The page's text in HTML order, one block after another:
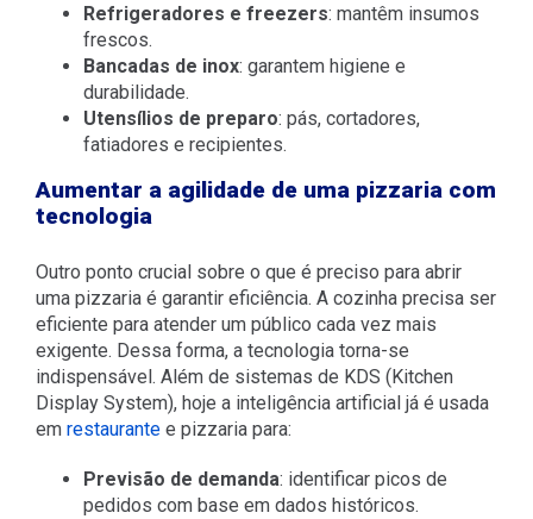
Refrigeradores e freezers: mantêm insumos
frescos.
Bancadas de inox: garantem higiene e
durabilidade.
Utensílios de preparo: pás, cortadores,
fatiadores e recipientes.
Aumentar a agilidade de uma pizzaria com
tecnologia
Outro ponto crucial sobre o que é preciso para abrir
uma pizzariaé garantir eficiência. A cozinha precisa ser
eficiente para atender um público cada vez mais
exigente. Dessa forma, a tecnologia torna-se
indispensável. Além de sistemas de KDS (Kitchen
Display System), hoje a inteligência artificial já é usada
em restaurantee pizzaria para:
Previsão de demanda: identificar picos de
pedidos com base em dados históricos.